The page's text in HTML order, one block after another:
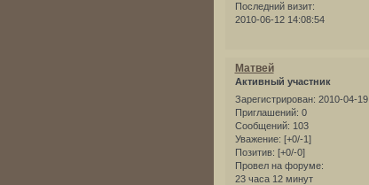
Последний визит:
2010-06-12 14:08:54
Матвей
Активный участник
Зарегистрирован: 2010-04-19
Приглашений: 0
Сообщений: 103
Уважение: [+0/-1]
Позитив: [+0/-0]
Провел на форуме:
23 часа 12 минут